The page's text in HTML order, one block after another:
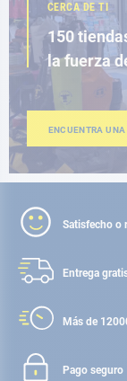
CERCA DE TI
150
la fuerza
ENCUENTRA UNA
Satisfecho o
Entrega
Más de
Pago seguro